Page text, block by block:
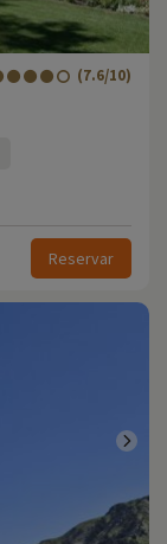
(7.6/10)
Reservar